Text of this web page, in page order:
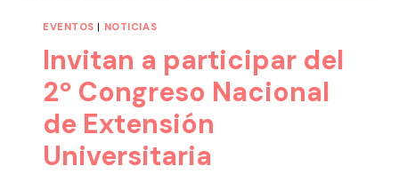
EVENTOS | NOTICIAS
Invitan a participar del
2º Congreso Nacional
de Extensión
Universitaria